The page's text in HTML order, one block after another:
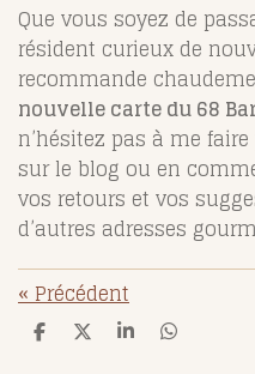
Que vous soyez de
résident curieux de
recommande
nouvelle carte du 68
n’hésitez pas à me
sur le blog ou en
vos retours et vos
d’autres adresses
«Précédent
P P P P